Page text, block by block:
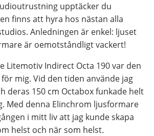
upptäcker du
finns att hyra hos nästan alla
Anledningen är enkel: ljuset
är oemotståndligt vackert!
Litemotiv Indirect Octa 190 var den
mig. Vid den tiden använde jag
deras 150 cm Octabox funkade helt
Med denna Elinchrom ljusformare
i mitt liv att jag kunde skapa
helst och när som helst.